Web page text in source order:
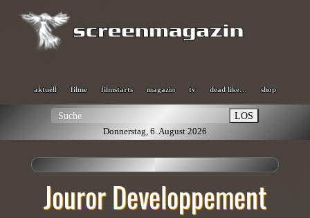
aktuell filme filmstarts magazin tv dead like… shop
LOS
Donnerstag, 6. August 2026
Jouror Developpement